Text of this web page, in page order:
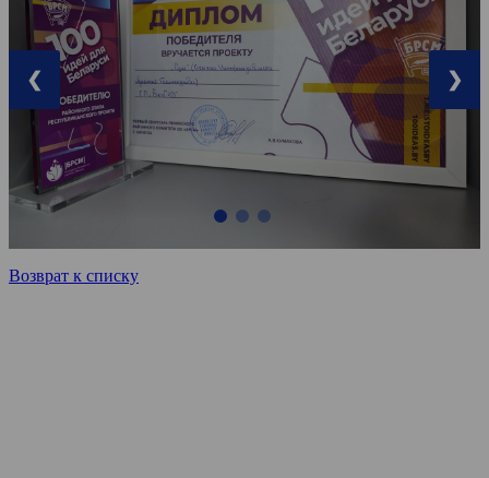
❮ ❯
Возврат к списку